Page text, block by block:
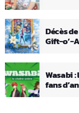
Décès
Gift-o’-
Wasabi
fans